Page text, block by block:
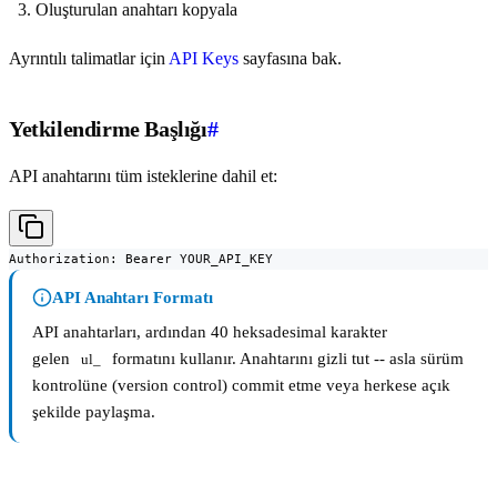
Oluşturulan anahtarı kopyala
Ayrıntılı talimatlar için API Keys sayfasına bak.
Yetkilendirme Başlığı#
API anahtarını tüm isteklerine dahil et:
Authorization: Bearer YOUR_API_KEY
API Anahtarı Formatı
API anahtarları, ardından 40 heksadesimal karakter
gelen
ul_
formatını kullanır. Anahtarını gizli tut -- asla sürüm
kontrolüne (version control) commit etme veya herkese açık
şekilde paylaşma.